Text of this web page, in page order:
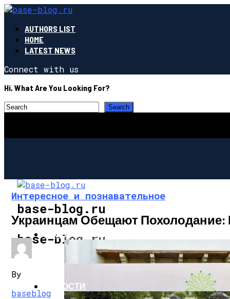
AUTHORS LIST
HOME
LATEST NEWS
Connect with us
Hi, What Are You Looking For?
base-blog.ru
base-blog.ru
ЭКОНОМИКА И ПОЛИТИКА
НОВОСТИ
Интересное и познавательное
Украинцам Обещают Похолодание:
By
baseblog